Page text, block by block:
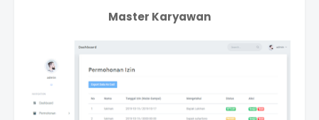
Master Karyawan